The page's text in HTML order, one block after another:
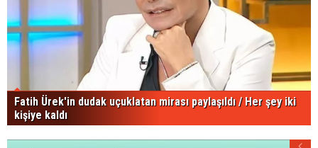
Fatih Ürek'in dudak uçuklatan mirası paylaşıldı / Her şey iki
kişiye kaldı